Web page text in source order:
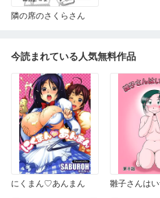
隣の席のさくらさん
今読まれている人気無料作品
にくまん♡あんまん